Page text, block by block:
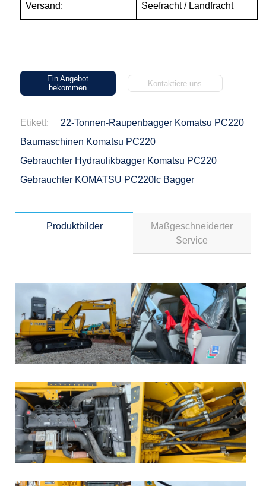
Versand: Seefracht / Landfracht
Ein Angebot
bekommen
Kontaktiere uns
Etikett:
22-Tonnen-Raupenbagger Komatsu PC220
Baumaschinen Komatsu PC220
Gebrauchter Hydraulikbagger Komatsu PC220
Gebrauchter KOMATSU PC220lc Bagger
Produktbilder
Maßgeschneiderter
Service